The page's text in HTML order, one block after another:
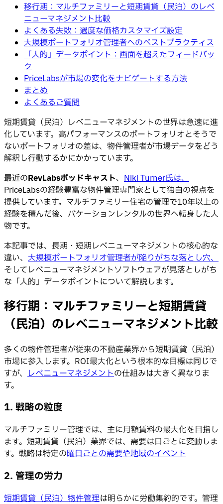
移行期：マルチファミリーと短期賃貸（民泊）のレベ
ニューマネジメント比較
よくある失敗：過度な価格カスタマイズ設定
大規模ポートフォリオ管理者へのベストプラクティス
「人的」データポイント：画面を超えたフィードバッ
ク
PriceLabsが市場の変化をナビゲートする方法
まとめ
よくあるご質問
短期賃貸（民泊）レベニューマネジメントの世界は急速に進
化しています。高パフォーマンスのポートフォリオとそうで
ないポートフォリオの差は、物件管理者が市場データをどう
解釈し行動するかにかかっています。
最近のRevLabsポッドキャスト、 Niki Turner氏は、
PriceLabsの経験豊富な物件管理専門家として独自の視点を
提供しています。マルチファミリー住宅の管理で10年以上の
経験を積んだ後、バケーションレンタルの世界へ転身した人
物です。
本記事では、長期・短期レベニューマネジメントの核心的な
違い、 大規模ポートフォリオ管理者が陥りがちな落とし穴、
そしてレベニューマネジメントソフトウェアが見落としがち
な「人的」データポイントについて解説します。
移行期：マルチファミリーと短期賃貸
（民泊）のレベニューマネジメント比較
多くの物件管理者が従来の不動産業界から短期賃貸（民泊）
市場に参入します。ROI最大化という根本的な目標は同じで
すが、 レベニューマネジメントの仕組みは大きく異なりま
す。
1. 戦略の粒度
マルチファミリー管理では、主に月額賃料の最大化を目指し
ます。短期賃貸（民泊）業界では、需要は日ごとに変動しま
す。戦略は特定の曜日ごとの需要や地域のイベント
2. 管理の労力
短期賃貸（民泊）物件管理は明らかに労働集約的です。管理